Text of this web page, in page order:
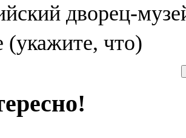
дворец-
(укажите, что)